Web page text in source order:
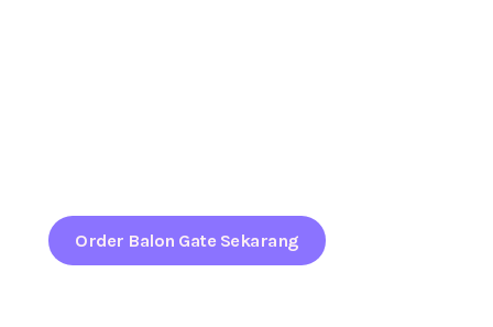
Order Balon Gate Sekarang